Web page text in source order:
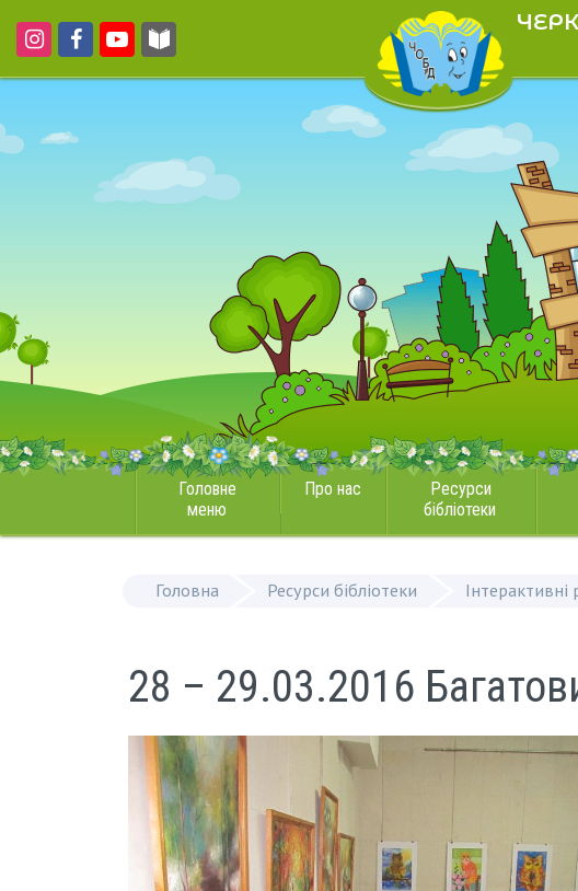
Головне
меню
Про нас
Ресурси
бібліотеки
Головна Ресурси бібліотеки Інтерактивні
28 – 29.03.2016